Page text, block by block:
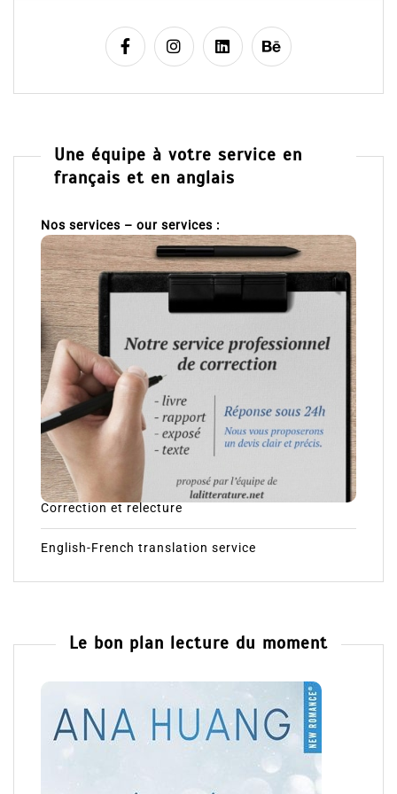
Une équipe à votre service en
français et en anglais
Nos services – our services :
Correction et relecture
English-French translation service
Le bon plan lecture du moment